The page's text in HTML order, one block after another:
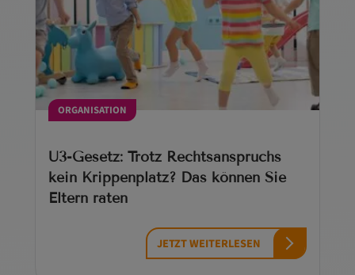
ORGANISATION
U3-Gesetz: Trotz Rechtsanspruchs
kein Krippenplatz? Das können Sie
Eltern raten
JETZT WEITERLESEN